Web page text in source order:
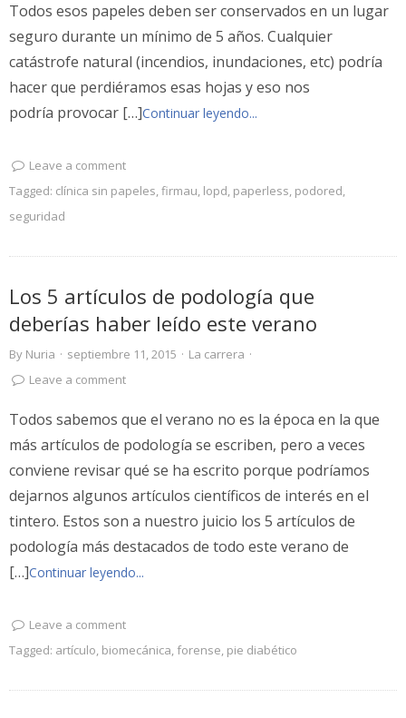
Todos esos papeles deben ser conservados en un lugar
seguro durante un mínimo de 5 años. Cualquier
catástrofe natural (incendios, inundaciones, etc) podría
hacer que perdiéramos esas hojas y eso nos
podría provocar […]Continuar leyendo...
Leave a comment
Tagged: clínica sin papeles,firmau, lopd, paperless, podored,
seguridad
Los 5 artículos de podología que
deberías haber leído este verano
By Nuria · septiembre 11, 2015 · La carrera ·
Leave a comment
Todos sabemos que el verano no es la época en la que
más artículos de podología se escriben, pero a veces
conviene revisar qué se ha escrito porque podríamos
dejarnos algunos artículos científicos de interés en el
tintero. Estos son a nuestro juicio los 5 artículos de
podología más destacados de todo este verano de
[…]Continuar leyendo...
Leave a comment
Tagged: artículo, biomecánica, forense, pie diabético